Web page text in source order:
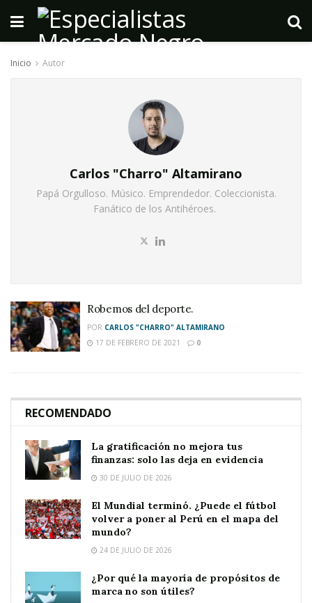
Inicio Autor
Carlos "Charro" Altamirano
Papá Orgulloso. Músico. Emprendedor. Coleccionista.
Fanático de los Antihéroes.
Robemos del deporte.
POR CARLOS "CHARRO" ALTAMIRANO
17 DE FEBRERO DE 2021
0
RECOMENDADO
La gratificación no mejora tus
finanzas: solo las deja en evidencia
30 DE JULIO DE 2026
El Mundial terminó. ¿Puede el fútbol
volver a poner al Perú en el mapa del
mundo?
24 DE JULIO DE 2026
¿Por qué la mayoría de propósitos de
marca no son útiles?